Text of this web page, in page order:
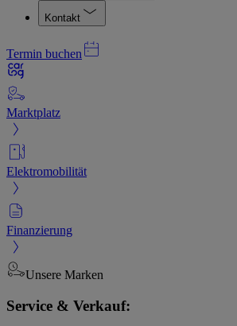
Kontakt
Termin buchen
Marktplatz
Elektromobilität
Finanzierung
Unsere Marken
Service & Verkauf: